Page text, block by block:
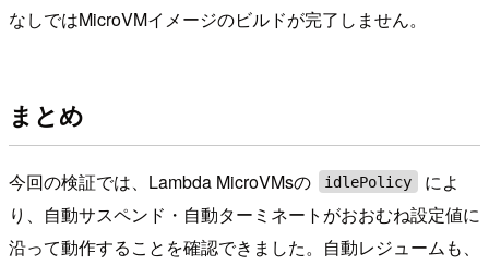
なしではMicroVMイメージのビルドが完了しません。
まとめ
今回の検証では、Lambda MicroVMsの idlePolicy
によ
り、自動サスペンド・自動ターミネートがおおむね設定値に
沿って動作することを確認できました。自動レジュームも、